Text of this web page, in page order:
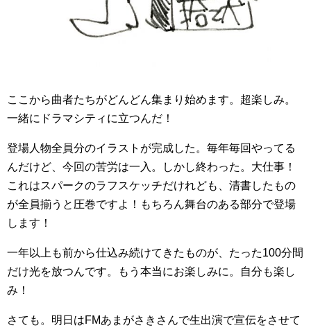
ここから曲者たちがどんどん集まり始めます。超楽しみ。
一緒にドラマシティに立つんだ！
登場人物全員分のイラストが完成した。毎年毎回やってる
んだけど、今回の苦労は一入。しかし終わった。大仕事！
これはスパークのラフスケッチだけれども、清書したもの
が全員揃うと圧巻ですよ！もちろん舞台のある部分で登場
します！
一年以上も前から仕込み続けてきたものが、たった100分間
だけ光を放つんです。もう本当にお楽しみに。自分も楽し
み！
さても。明日はFMあまがさきさんで生出演で宣伝をさせて